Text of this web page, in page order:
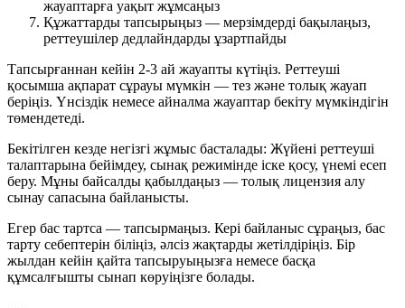
жауаптарға уақыт жұмсаңыз
Құжаттарды тапсырыңыз — мерзімдерді бақылаңыз,
реттеушілер дедлайндарды ұзартпайды
Тапсырғаннан кейін 2-3 ай жауапты күтіңіз. Реттеуші
қосымша ақпарат сұрауы мүмкін — тез және толық жауап
беріңіз. Үнсіздік немесе айналма жауаптар бекіту мүмкіндігін
төмендетеді.
Бекітілген кезде негізгі жұмыс басталады: Жүйені реттеуші
талаптарына бейімдеу, сынақ режимінде іске қосу, үнемі есеп
беру. Мұны байсалды қабылдаңыз — толық лицензия алу
сынау сапасына байланысты.
Егер бас тартса — тапсырмаңыз. Кері байланыс сұраңыз, бас
тарту себептерін біліңіз, әлсіз жақтарды жетілдіріңіз. Бір
жылдан кейін қайта тапсыруыңызға немесе басқа
құмсалғышты сынап көруіңізге болады.